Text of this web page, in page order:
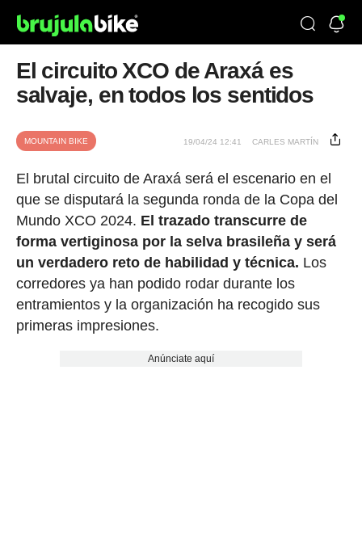
El circuito XCO de Araxá es
salvaje, en todos los sentidos
MOUNTAIN BIKE 19/04/24 12:41 CARLES MARTÍN
El brutal circuito de Araxá será el escenario en el
que se disputará la segunda ronda de la Copa del
Mundo XCO 2024. El trazado transcurre de
forma vertiginosa por la selva brasileña y será
un verdadero reto de habilidad y técnica. Los
corredores ya han podido rodar durante los
entramientos y la organización ha recogido sus
primeras impresiones.
Anúnciate aquí